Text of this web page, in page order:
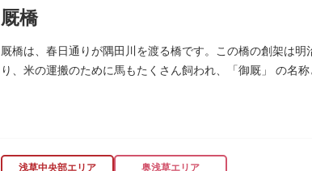
の復員兵が共同体となり連合会を結成。出店を統制し、商店
当時、JR上野駅のすぐ南に発生した闇市は、飴を販売する
御徒町付近には、アメリカ進駐軍の放出物資を販売する店
厩橋
厩橋は、春日通りが隅田川を渡る橋です。この橋の創架は
り、米の運搬のために馬もたくさん飼われ、「御厩」 の名
浅草中央部エリア 奥浅草エリア